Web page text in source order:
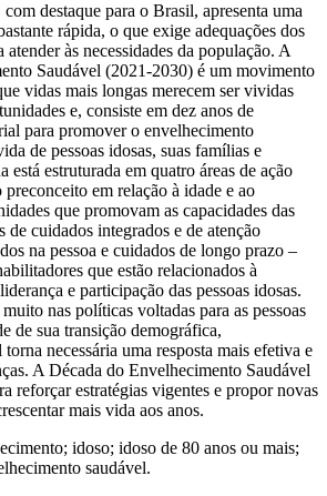
destaque para o Brasil, apresenta uma
rápida, o que exige adequações dos
atender às necessidades da população. A
Saudável (2021-2030) é um movimento
vidas mais longas merecem ser vividas
e, consiste em dez anos de
para promover o envelhecimento
de pessoas idosas, suas famílias e
está estruturada em quatro áreas de ação
em relação à idade e ao
que promovam as capacidades das
de cuidados integrados e de atenção
na pessoa e cuidados de longo prazo –
que estão relacionados à
e participação das pessoas idosas.
nas políticas voltadas para as pessoas
de sua transição demográfica,
necessária uma resposta mais efetiva e
A Década do Envelhecimento Saudável
reforçar estratégias vigentes e propor novas
mais vida aos anos.
idoso; idoso de 80 anos ou mais;
saudável.